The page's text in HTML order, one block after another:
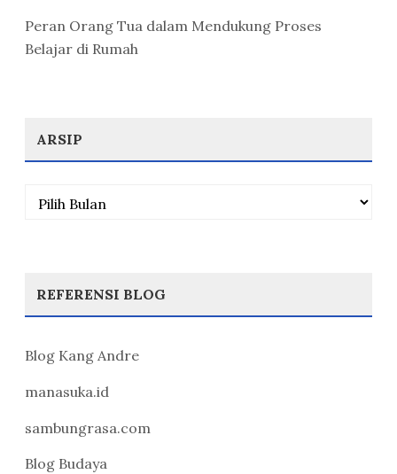
Peran Orang Tua dalam Mendukung Proses
Belajar di Rumah
ARSIP
Arsip
REFERENSI BLOG
Blog Kang Andre
manasuka.id
sambungrasa.com
Blog Budaya